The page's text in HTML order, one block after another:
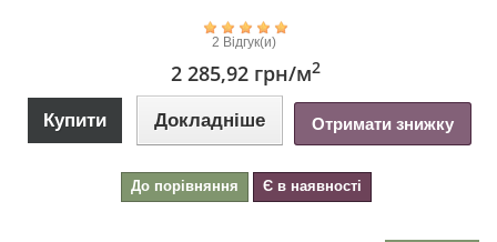
2 Відгук(и)
2 285,92 грн/м2
Купити Докладніше Отримати знижку
До порівняння Є в наявності